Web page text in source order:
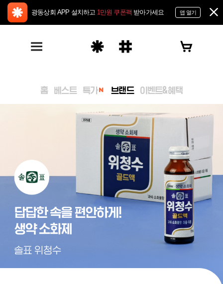
광동상회 APP 설치하고 1만원 쿠폰팩 받아가세요 앱 열기
홈 베스트 특가 브랜드 이벤트&혜택